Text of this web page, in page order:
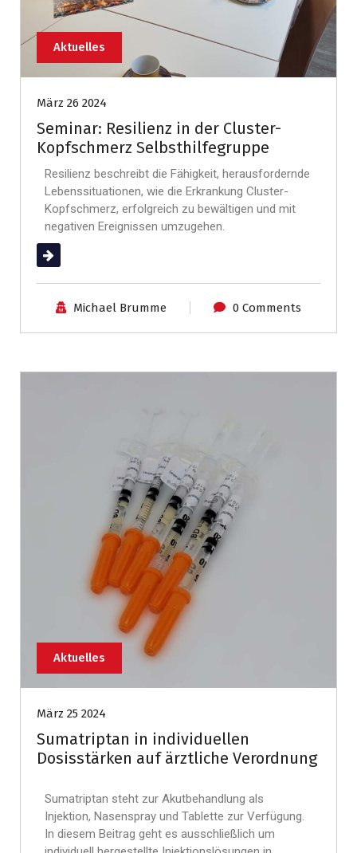
Aktuelles
März 26 2024
Seminar: Resilienz in der Cluster-
Kopfschmerz Selbsthilfegruppe
Resilienz beschreibt die Fähigkeit, herausfordernde
Lebenssituationen, wie die Erkrankung Cluster-
Kopfschmerz, erfolgreich zu bewältigen und mit
negativen Ereignissen umzugehen.
(mehr …)
Michael Brumme 0 Comments
Aktuelles
März 25 2024
Sumatriptan in individuellen
Dosisstärken auf ärztliche Verordnung
Sumatriptan steht zur Akutbehandlung als
Injektion, Nasenspray und Tablette zur Verfügung.
In diesem Beitrag geht es ausschließlich um